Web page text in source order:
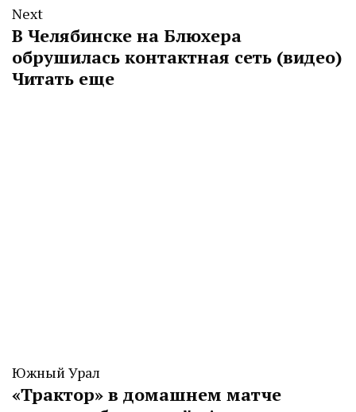
Next
В Челябинске на Блюхера
обрушилась контактная сеть (видео)
Читать еще
Южный Урал
«Трактор» в домашнем матче